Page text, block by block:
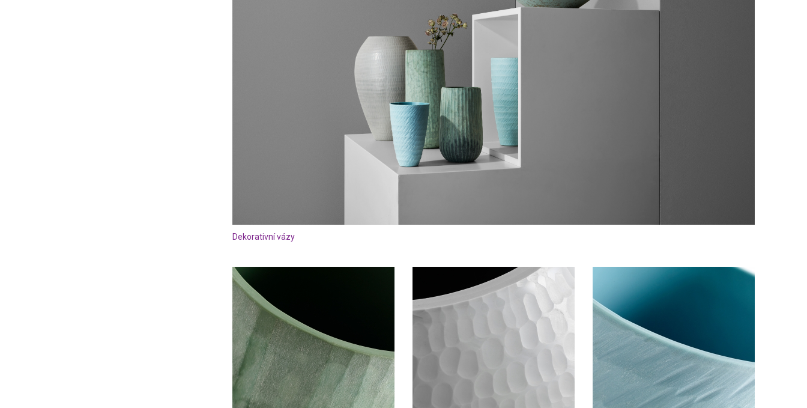
Dekorativní vázy